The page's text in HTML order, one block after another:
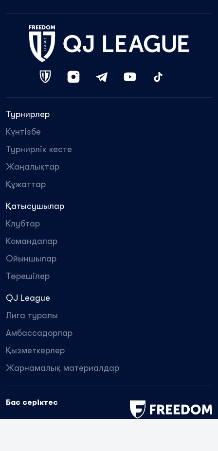
Турнирлер
Күнтізбе
Турнирлік кесте
Жаңалықтар
Құжаттар
Қатысушылар
Клубтар
Командалар
Ойыншылар
Төрешілер
QJ League
Лига туралы
Амбассадорлар
Қызметкерлер
Жарнамалық материалдар
Бас серіктес